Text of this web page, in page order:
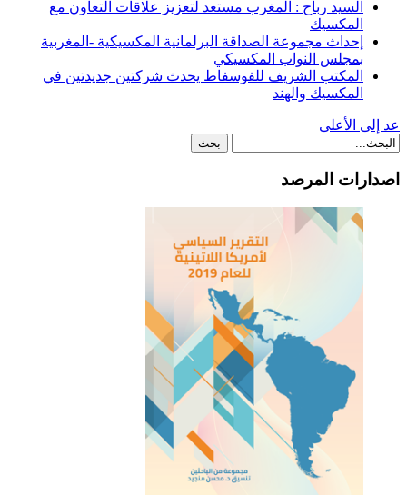
السيد رباح : المغرب مستعد لتعزيز علاقات التعاون مع
المكسيك
إحداث مجموعة الصداقة البرلمانية المكسيكية -المغربية
بمجلس النواب المكسيكي
المكتب الشريف للفوسفاط يحدث شركتين جديدتين في
المكسيك والهند
عد إلى الأعلى
اصدارات المرصد